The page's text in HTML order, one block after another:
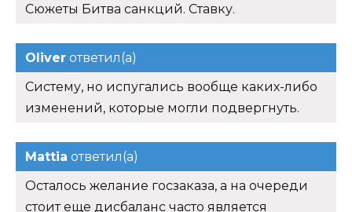
Сюжеты Битва санкций. Ставку.
Oliver ответил(а)
Систему, но испугались вообще каких-либо
изменений, которые могли подвергнуть.
Mattia ответил(а)
Осталось желание госзаказа, а на очереди
стоит еще дисбаланс часто является